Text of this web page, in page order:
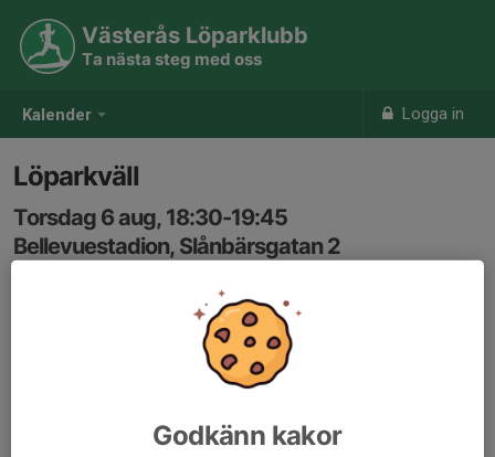
Kalender Logga in
Västerås Löparklubb
Ta nästa steg med oss
Löparkväll
Torsdag 6 aug, 18:30-19:45
Bellevuestadion, Slånbärsgatan 2
ca 6min/km. Både vanlig distans och lättare
intervallträning kan förekomma.
Godkänn kakor